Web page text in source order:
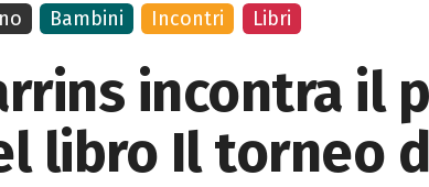
incontra il
libro Il torneo
Bambini Incontri Libri